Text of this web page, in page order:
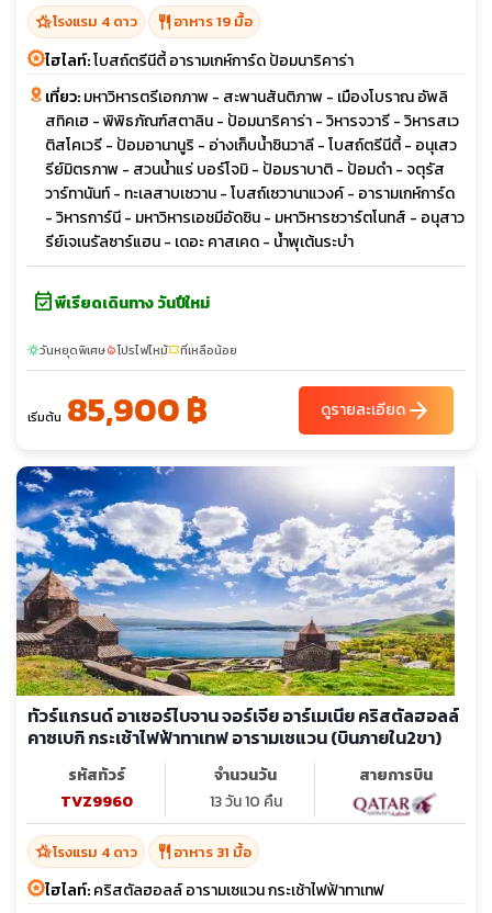
hotel_classโรงแรม 4 ดาว restaurant อาหาร 19 มื้อ
ไฮไลท์:โบสถ์ตรีนีตี้ อารามเกห์การ์ด ป้อมนาริคาร่า
เที่ยว:มหาวิหารตรีเอกภาพ - สะพานสันติภาพ - เมืองโบราณ อัพลิ
สทิคเฮ - พิพิธภัณฑ์สตาลิน - ป้อมนาริคาร่า - วิหารจวารี - วิหารสเว
ติสโคเวรี - ป้อมอานานูริ - อ่างเก็บน้ำซินวาลี - โบสถ์ตรีนีตี้ - อนุเสว
รีย์มิตรภาพ - สวนน้ำแร่ บอร์โจมิ - ป้อมราบาติ - ป้อมดำ - จตุรัส
วาร์ทานันท์ - ทะเลสาบเซวาน - โบสถ์เซวานาแวงค์ - อารามเกห์การ์ด
- วิหารการ์นี - มหาวิหารเอชมีอัดซิน - มหาวิหารซวาร์ตโนทส์ - อนุสาว
รีย์เจเนรัลซาร์แฮน - เดอะ คาสเคด - น้ำพุเต้นระบำ
event_availableพีเรียดเดินทาง วันปีใหม่
sunnyวันหยุดพิเศษlocal_fire_departmentโปรไฟไหม้confirmation_numberที่เหลือน้อย
เริ่มต้น 85,900 ฿ ดูรายละเอียดarrow_forward
ทัวร์แกรนด์ อาเซอร์ไบจาน จอร์เจีย อาร์เมเนีย คริสตัลฮอลล์
คาซเบกิ กระเช้าไฟฟ้าทาเทฟ อารามเซแวน (บินภายใน2ขา)
รหัสทัวร์
TVZ9960
จำนวนวัน
13 วัน 10 คืน
สายการบิน
hotel_classโรงแรม 4 ดาว restaurant อาหาร 31 มื้อ
ไฮไลท์:คริสตัลฮอลล์ อารามเซแวน กระเช้าไฟฟ้าทาเทฟ